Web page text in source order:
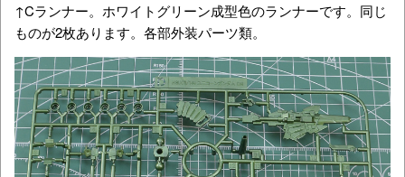
↑Cランナー。ホワイトグリーン成型色のランナーです。同じ
ものが2枚あります。各部外装パーツ類。